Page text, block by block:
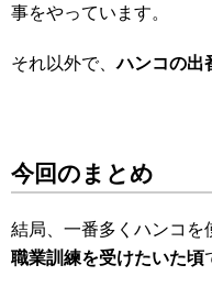
事をやっています。
それ以外で、ハンコの出
今回のまとめ
結局、一番多くハンコを
職業訓練を受けたいた頃